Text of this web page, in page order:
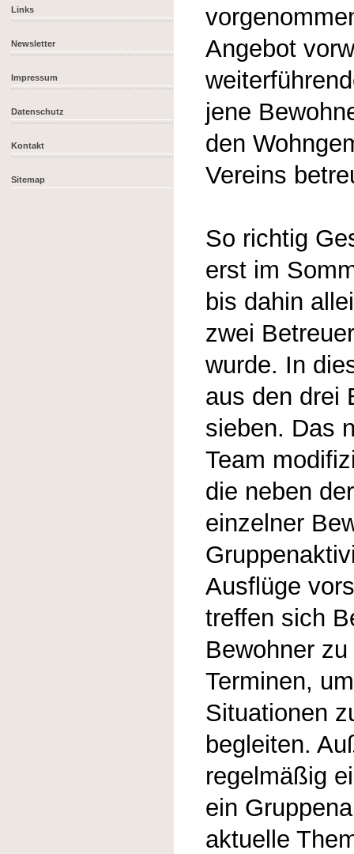
Links
Newsletter
Impressum
Datenschutz
Kontakt
Sitemap
Angebot
jene
den
Vereins
So richtig
erst im
bis dahin
zwei
wurde. In
aus den drei
sieben. Das
Team
die neben
einzelner
Ausflüge
treffen sich
Bewohner
Terminen,
Situationen
begleiten.
regelmäßig
ein
aktuelle